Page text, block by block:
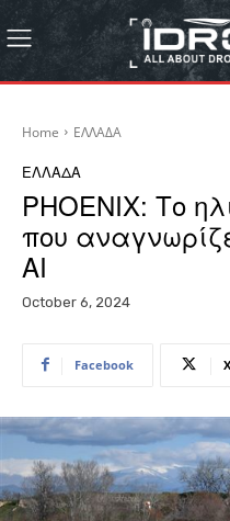
Home ΕΛΛΑΔΑ
ΕΛΛΑΔΑ
PHOENIX: Το
που
AI
October 6, 2024
Facebook X